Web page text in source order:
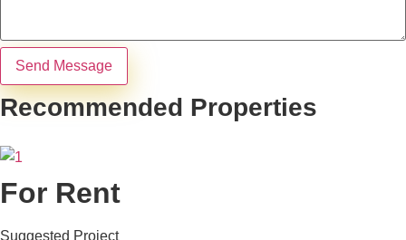
Send Message
Recommended Properties
For Rent
Suggested Project